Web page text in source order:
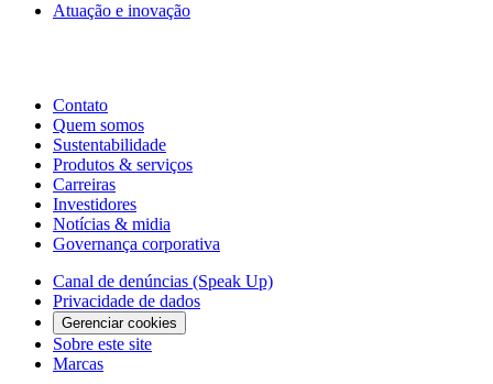
Atuação e inovação
Contato
Quem somos
Sustentabilidade
Produtos & serviços
Carreiras
Investidores
Notícias & midia
Governança corporativa
Canal de denúncias (Speak Up)
Privacidade de dados
Gerenciar cookies
Sobre este site
Marcas